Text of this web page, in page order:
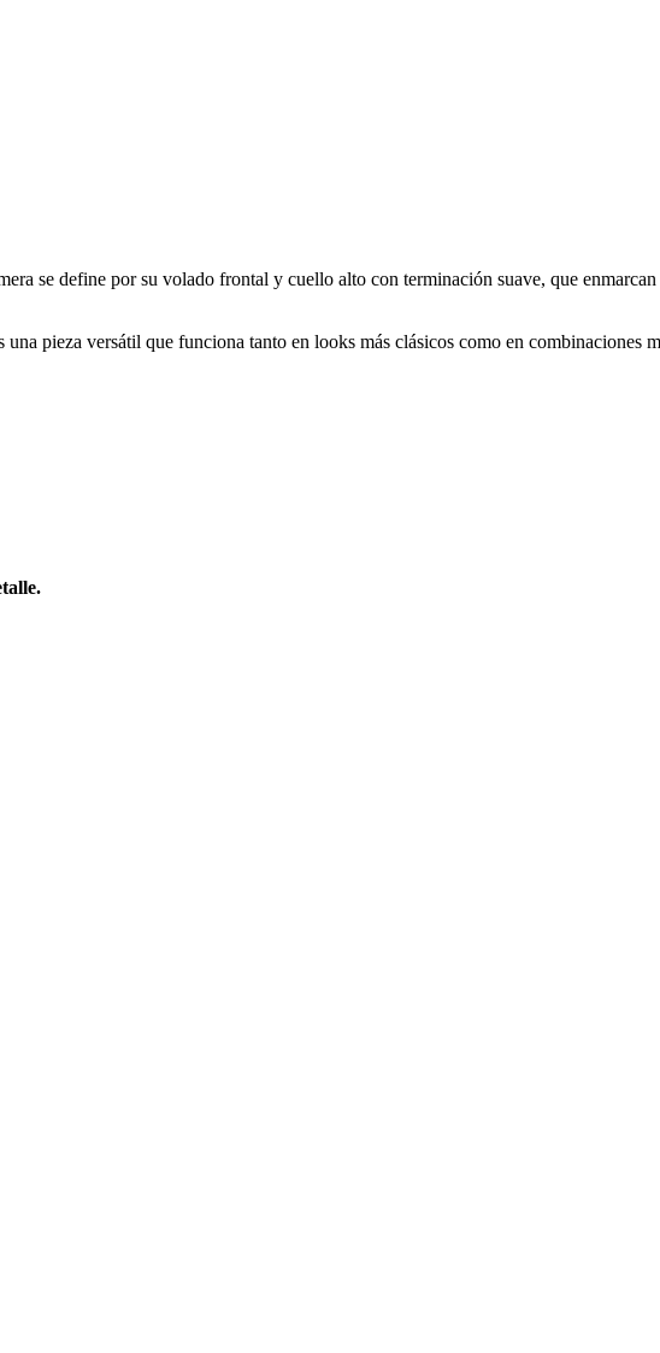
se define por su volado frontal y cuello alto con terminación suave, que
pieza versátil que funciona tanto en looks más clásicos como en combinaciones